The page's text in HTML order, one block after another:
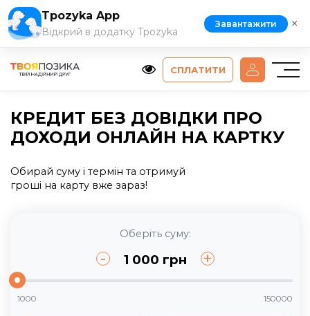
СПЛАТИТИ
КРЕДИТ БЕЗ ДОВІДКИ ПРО
ДОХОДИ ОНЛАЙН НА КАРТКУ
Обирай суму і термін та отримуй
гроші на карту вже зараз!
Оберіть суму:
- 1 000 грн +
1000 150000
Tpozyka App
Відкрий в додатку Tpozyka
Завантажити ×